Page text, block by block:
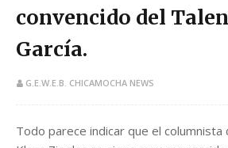
convencido del
García.
G.E.W.E.B. CHICAMOCHA NEWS
Todo parece indicar que el columnista